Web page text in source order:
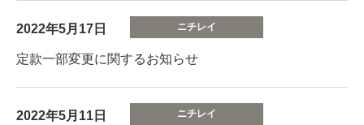
2022年5月17日
定款一部変更に関するお知らせ
2022年5月11日